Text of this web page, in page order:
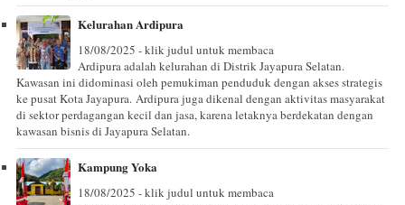
Kelurahan Ardipura
18/08/2025 - klik judul untuk membaca
Ardipura adalah kelurahan di Distrik Jayapura Selatan.
Kawasan ini didominasi oleh pemukiman penduduk dengan akses strategis
ke pusat Kota Jayapura. Ardipura juga dikenal dengan aktivitas masyarakat
di sektor perdagangan kecil dan jasa, karena letaknya berdekatan dengan
kawasan bisnis di Jayapura Selatan.
Kampung Yoka
18/08/2025 - klik judul untuk membaca